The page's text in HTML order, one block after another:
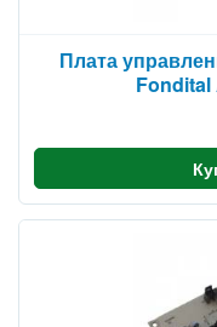
Плата
Fondital